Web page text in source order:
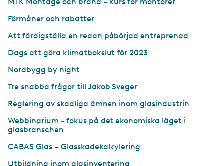
Förmåner och rabatter
Att färdigställa en redan påbörjad entreprenad
Dags att göra klimatbokslut för 2023
Nordbygg by night
Tre snabba frågor till Jakob Sveger
Reglering av skadliga ämnen inom glasindustrin
Webbinarium - fokus på det ekonomiska läget i
glasbranschen
CABAS Glas – Glasskadekalkylering
Utbildning inom glasinventering